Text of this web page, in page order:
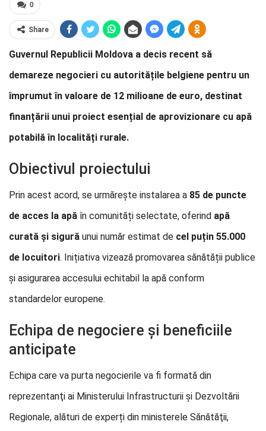
0
Share
Guvernul Republicii Moldova a decis recent să
demareze negocieri cu autoritățile belgiene pentru un
împrumut în valoare de 12 milioane de euro, destinat
finanțării unui proiect esențial de aprovizionare cu apă
potabilă în localități rurale.
Obiectivul proiectului
Prin acest acord, se urmărește instalarea a 85 de puncte
de acces la apă în comunități selectate, oferind apă
curată și sigură unui număr estimat de cel puțin 55.000
de locuitori. Inițiativa vizează promovarea sănătății publice
și asigurarea accesului echitabil la apă conform
standardelor europene.
Echipa de negociere și beneficiile
anticipate
Echipa care va purta negocierile va fi formată din
reprezentanţi ai Ministerului Infrastructurii şi Dezvoltării
Regionale, alături de experți din ministerele Sănătăţii,